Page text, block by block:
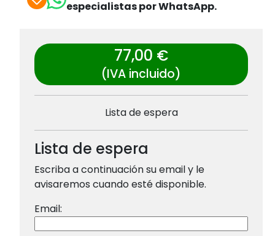
especialistas por WhatsApp.
77,00 €
(IVA incluido)
Lista de espera
Lista de espera
Escriba a continuación su email y le
avisaremos cuando esté disponible.
Email: